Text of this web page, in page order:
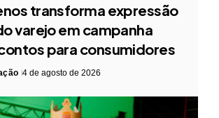
transforma expressão
varejo em campanha
para consumidores
4 de agosto de 2026